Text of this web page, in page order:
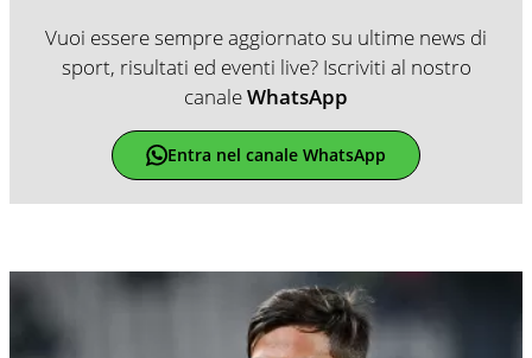
Vuoi essere sempre aggiornato su ultime news di
sport, risultati ed eventi live? Iscriviti al nostro
canaleWhatsApp
Entra nel canale WhatsApp